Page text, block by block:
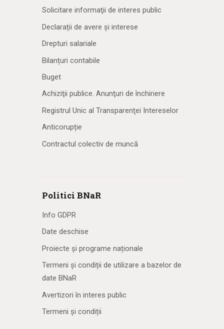
Solicitare informaţii de interes public
Declarații de avere și interese
Drepturi salariale
Bilanțuri contabile
Buget
Achiziţii publice. Anunţuri de închiriere
Registrul Unic al Transparenţei Intereselor
Anticorupție
Contractul colectiv de muncă
Politici BNaR
Info GDPR
Date deschise
Proiecte și programe naționale
Termeni și condiții de utilizare a bazelor de
date BNaR
Avertizori în interes public
Termeni și condiții